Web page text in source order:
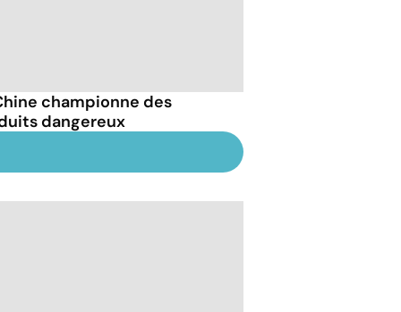
championne des
dangereux